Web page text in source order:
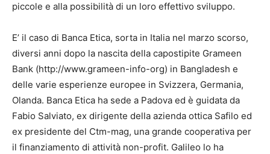
piccole e alla possibilità di un loro effettivo sviluppo.
E’ il caso di Banca Etica, sorta in Italia nel marzo scorso,
diversi anni dopo la nascita della capostipite Grameen
Bank (http://www.grameen-info-org) in Bangladesh e
delle varie esperienze europee in Svizzera, Germania,
Olanda. Banca Etica ha sede a Padova ed è guidata da
Fabio Salviato, ex dirigente della azienda ottica Safilo ed
ex presidente del Ctm-mag, una grande cooperativa per
il finanziamento di attività non-profit. Galileo lo ha